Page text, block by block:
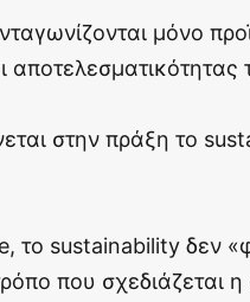
μόνο
στην πράξη το
το sustainability δεν
που σχεδιάζεται